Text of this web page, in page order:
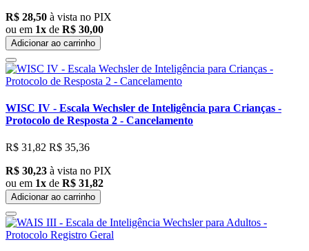
R$ 28,50 à vista no PIX
ou em 1x de R$ 30,00
Adicionar ao carrinho
WISC IV - Escala Wechsler de Inteligência para Crianças -
Protocolo de Resposta 2 - Cancelamento
R$ 31,82 R$ 35,36
R$ 30,23 à vista no PIX
ou em 1x de R$ 31,82
Adicionar ao carrinho